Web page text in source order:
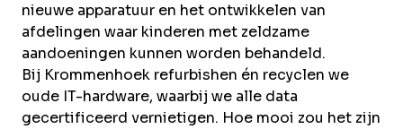
Direct inleveren Ophaalservice
nieuwe apparatuur en het ontwikkelen van
afdelingen waar kinderen met zeldzame
aandoeningen kunnen worden behandeld.
Bij Krommenhoek refurbishen én recyclen we
oude IT-hardware, waarbij we alle data
gecertificeerd vernietigen. Hoe mooi zou het zijn